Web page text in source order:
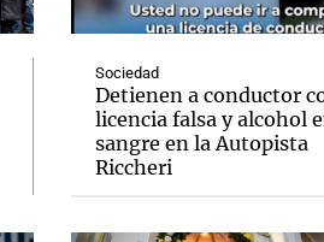
Sociedad
Detienen a conductor
licencia falsa y alcohol
sangre en la Autopista
Riccheri
Notas